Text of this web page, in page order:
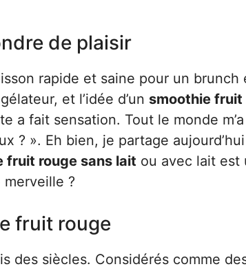
de plaisir
rapide et saine pour un brunch
et l’idée d’un smoothie fruit
a fait sensation. Tout le monde m’a
? ». Eh bien, je partage
fruit rouge sans lait ou avec lait est
?
fruit rouge
des siècles. Considérés comme